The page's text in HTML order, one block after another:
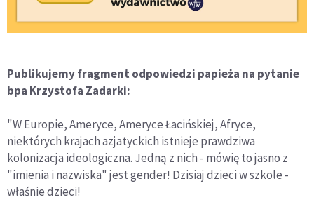
Publikujemy fragment odpowiedzi papieża na pytanie
bpa Krzystofa Zadarki:
"W Europie, Ameryce, Ameryce Łacińskiej, Afryce,
niektórych krajach azjatyckich istnieje prawdziwa
kolonizacja ideologiczna. Jedną z nich - mówię to jasno z
"imienia i nazwiska" jest gender! Dzisiaj dzieci w szkole -
właśnie dzieci!